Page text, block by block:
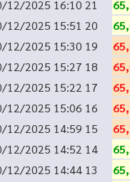
12/2025 16:10 21
12/2025 15:51 20
12/2025 15:30 19
12/2025 15:27 18
12/2025 15:22 17
12/2025 15:06 16
12/2025 14:59 15
12/2025 14:52 14
12/2025 14:44 13